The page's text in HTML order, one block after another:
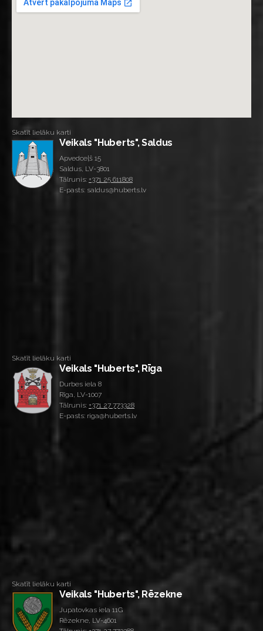
Skatīt lielāku karti
Veikals "Huberts", Saldus
Apvedceļš 15
Saldus, LV-3801
Tālrunis: +371 25 611808
E-pasts: saldus@huberts.lv
Skatīt lielāku karti
Veikals "Huberts", Rīga
Durbes iela 8
Rīga, LV-1007
Tālrunis: +371 27 773328
E-pasts: riga@huberts.lv
Skatīt lielāku karti
Veikals "Huberts", Rēzekne
Jupatovkas iela 11G
Rēzekne, LV-4601